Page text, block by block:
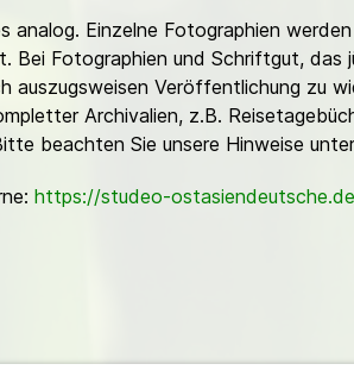
analog. Einzelne Fotographien
Bei Fotographien und Schriftgut,
auszugsweisen Veröffentlichung zu
Archivalien, z.B.
beachten Sie unsere Hinweise
https://studeo-